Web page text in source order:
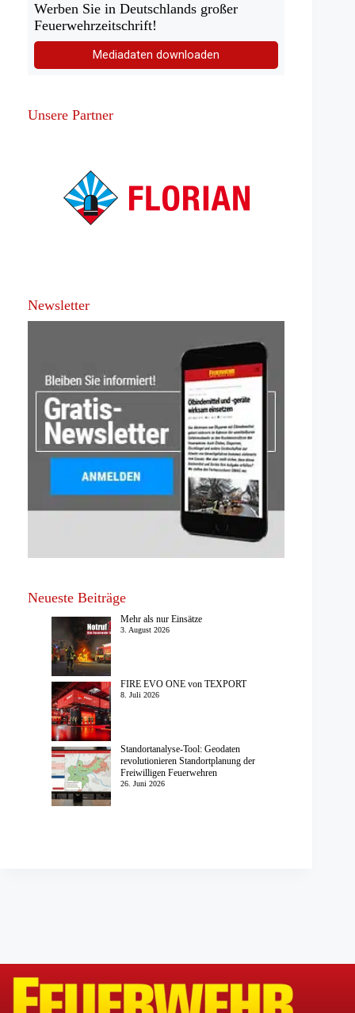
Werben Sie in Deutschlands großer
Feuerwehrzeitschrift!
Mediadaten downloaden
Unsere Partner
Newsletter
Neueste Beiträge
Mehr als nur Einsätze
3. August 2026
FIRE EVO ONE von TEXPORT
8. Juli 2026
Standortanalyse-Tool: Geodaten
revolutionieren Standortplanung der
Freiwilligen Feuerwehren
26. Juni 2026